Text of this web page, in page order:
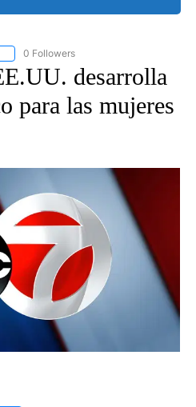
FOLLOW "CNN - SPANISH" TO RECEIVE
0 Followers
desarrolla
para las mujeres